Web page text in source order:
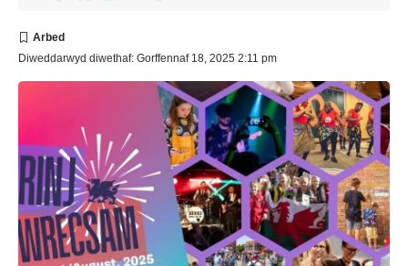
Diweddarwyd diwethaf: Gorffennaf 18, 2025 2:11 pm